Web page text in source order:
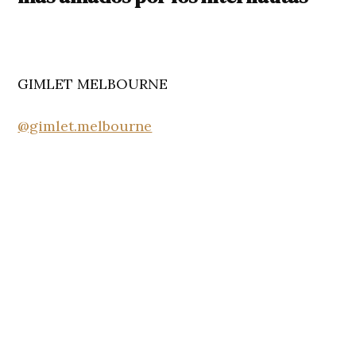
GIMLET MELBOURNE
@gimlet.melbourne